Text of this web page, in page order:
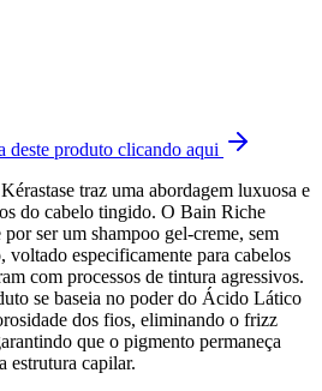
deste produto clicando aqui
traz uma abordagem luxuosa e
do cabelo tingido. O Bain Riche
ser um shampoo gel-creme, sem
voltado especificamente para cabelos
com processos de tintura agressivos.
se baseia no poder do Ácido Lático
dos fios, eliminando o frizz
que o pigmento permaneça
estrutura capilar.